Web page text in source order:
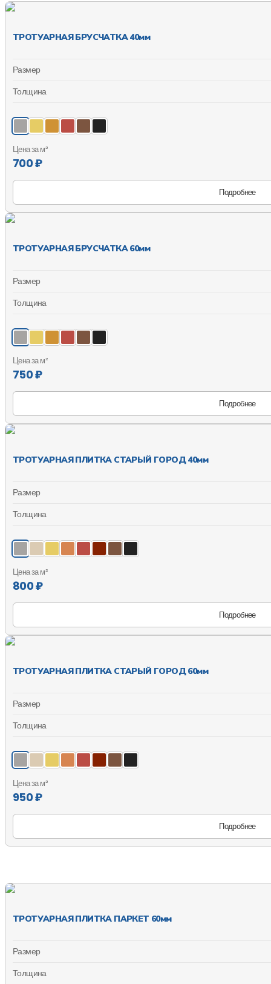
ТРОТУАРНАЯ БРУСЧАТКА 40мм
Размер
Толщина
Цена за м²
700 ₽
Подробнее
ТРОТУАРНАЯ БРУСЧАТКА 60мм
Размер
Толщина
Цена за м²
750 ₽
Подробнее
ТРОТУАРНАЯ ПЛИТКА СТАРЫЙ ГОРОД 40мм
Размер
Толщина
Цена за м²
800 ₽
Подробнее
ТРОТУАРНАЯ ПЛИТКА СТАРЫЙ ГОРОД 60мм
Размер
Толщина
Цена за м²
950 ₽
Подробнее
ТРОТУАРНАЯ ПЛИТКА ПАРКЕТ 60мм
Размер
Толщина